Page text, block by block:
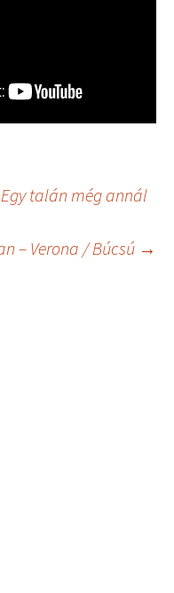
talán még annál
– Verona / Búcsú →